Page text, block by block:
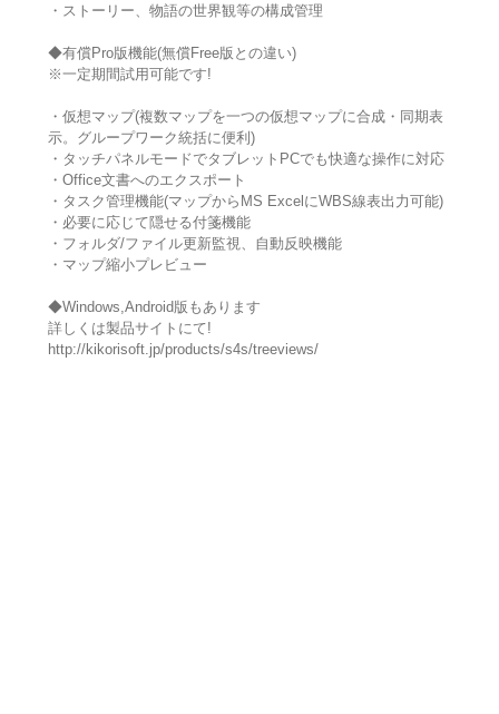
・ストーリー、物語の世界観等の構成管理
◆有償Pro版機能(無償Free版との違い)
※一定期間試用可能です!
・仮想マップ(複数マップを一つの仮想マップに合成・同期表
示。グループワーク統括に便利)
・タッチパネルモードでタブレットPCでも快適な操作に対応
・Office文書へのエクスポート
・タスク管理機能(マップからMS ExcelにWBS線表出力可能)
・必要に応じて隠せる付箋機能
・フォルダ/ファイル更新監視、自動反映機能
・マップ縮小プレビュー
◆Windows,Android版もあります
詳しくは製品サイトにて!
http://kikorisoft.jp/products/s4s/treeviews/